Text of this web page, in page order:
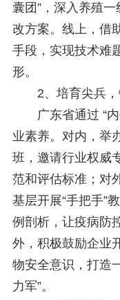
囊团”，深入养殖
改方案。线上，借
手段，实现技术难
形。
2、培育尖兵，
广东省通过 “内
业素养。对内，举
班，邀请行业权威
范和评估标准；对
基层开展“手把手”
例剖析，让疫病防
外，积极鼓励企业
物安全意识，打造
力军”。